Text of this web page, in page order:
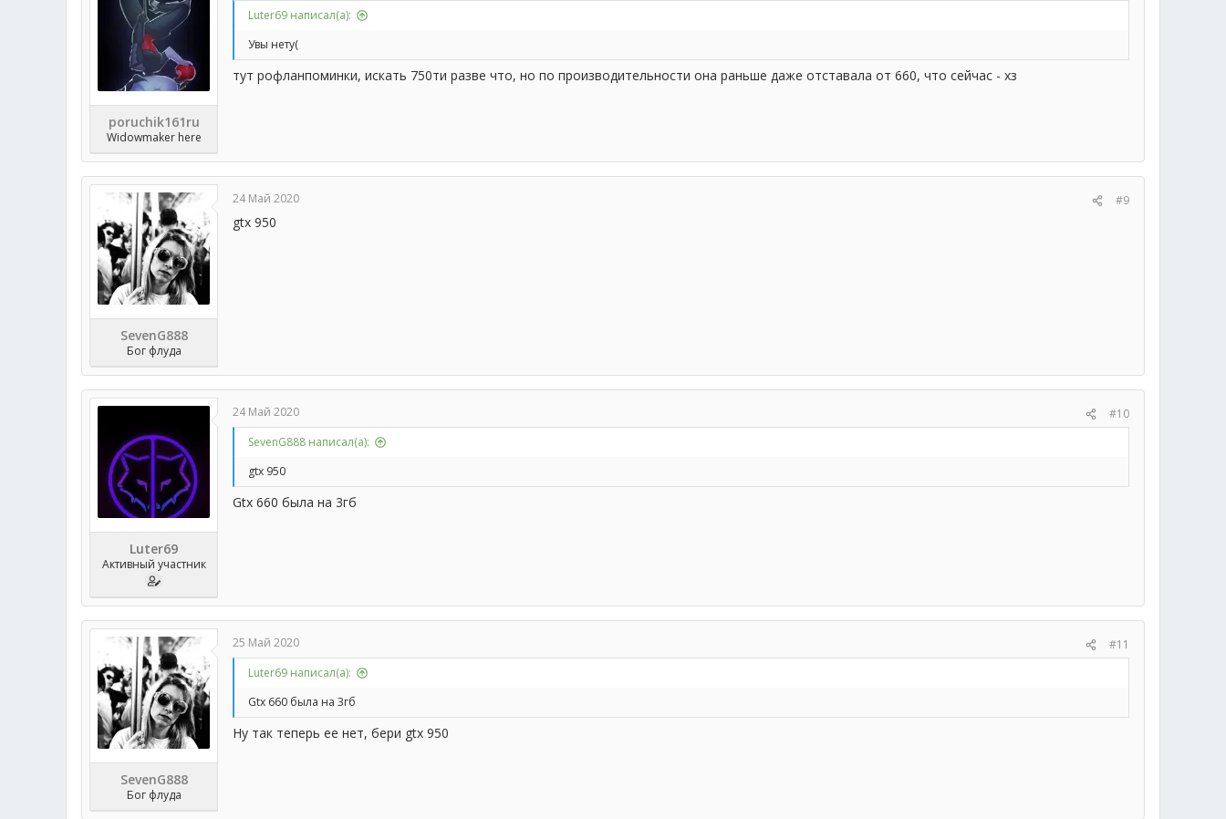
poruchik161ru
Widowmaker here
Luter69 написал(а):
Увы нету(
тут рофланпоминки, искать 750ти разве что, но по производительности она раньше даже отставала от 660, что сейчас - хз
SevenG888
Бог флуда
24 Май 2020 #9
gtx 950
Luter69
Активный участник
24 Май 2020
#10
SevenG888 написал(а):
gtx 950
Gtx 660 была на 3гб
SevenG888
Бог флуда
25 Май 2020
#11
Luter69 написал(а):
Gtx 660 была на 3гб
Ну так теперь ее нет, бери gtx 950